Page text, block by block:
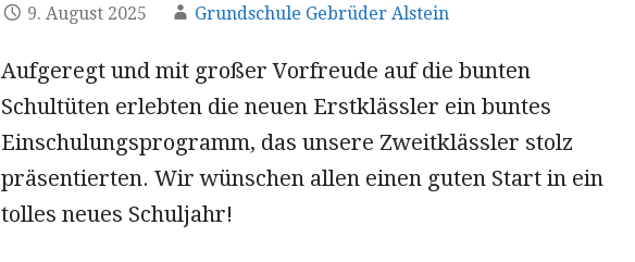
9. August 2025 Grundschule Gebrüder Alstein
Aufgeregt und mit großer Vorfreude auf die bunten
Schultüten erlebten die neuen Erstklässler ein buntes
Einschulungsprogramm, das unsere Zweitklässler stolz
präsentierten. Wir wünschen allen einen guten Start in ein
tolles neues Schuljahr!